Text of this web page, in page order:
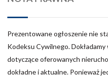
Prezentowane ogłoszenie nie
Kodeksu Cywilnego.
dotyczące oferowanych
dokładne i aktualne. Ponieważ